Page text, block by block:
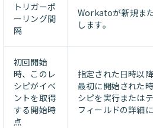
トリガーポ
ーリング間
隔
Workatoが新規ま
します。
初回開始
時、このレ
シピがイベ
ントを取得
する開始時
点
指定された日時以
最初に開始された
シピを実行または
フィールドの詳細